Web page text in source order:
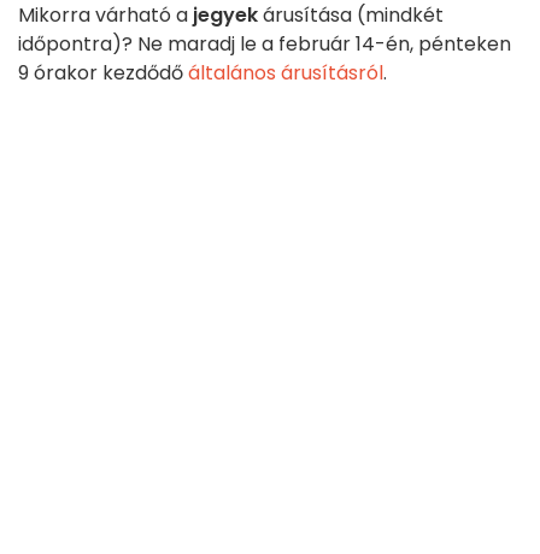
Mikorra várható a jegyekárusítása (mindkét
időpontra)? Ne maradj le a február 14-én, pénteken
9 órakor kezdődőáltalános árusításról.